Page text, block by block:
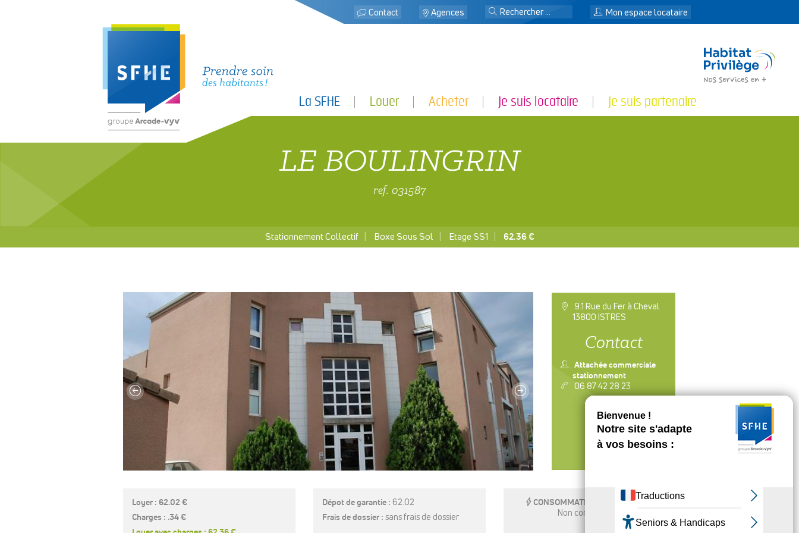
Contact Agences j n Mon espace locataire
La SFHE Louer Acheter Je suis locataire Je suis partenaire
LE BOULINGRIN
ref. 031587
Stationnement Collectif Boxe Sous Sol Etage SS1 62.36 €
a
9.1 Rue du Fer à Cheval
13800 ISTRES
Contact
n
Attachée commerciale
stationnement
v 06 87 42 28 23
CONTACTER
Loyer : 62.02 €
Charges : .34 €
Dépot de garantie : 62.02
Frais de dossier : sans frais de dossier
ECONSOMMATION ÉNERGÉTIQUE
Non communiqué